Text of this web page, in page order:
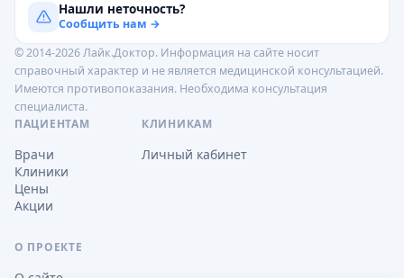
Нашли неточность?
Сообщить нам →
© 2014-2026 Лайк.Доктор. Информация на сайте носит
справочный характер и не является медицинской консультацией.
Имеются противопоказания. Необходима консультация
специалиста.
ПАЦИЕНТАМ
Врачи
Клиники
Цены
Акции
КЛИНИКАМ
Личный кабинет
О ПРОЕКТЕ